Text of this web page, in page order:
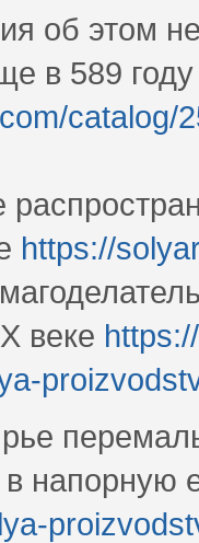
об этом
в 589
catalog/
https://
веке
в напорную